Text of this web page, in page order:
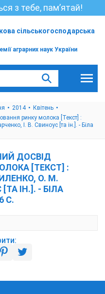
з тебе, пам’ятай!
сільськогосподарська
аграрних наук України
2014
Квітень
ринку молока [Текст] :
І. В. Свиноус [та ін.]. - Біла
ДОСВІД
[ТЕКСТ] :
О. М.
ІН.]. - БІЛА
С.